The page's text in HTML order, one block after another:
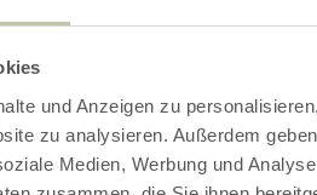
und Anzeigen zu
zu analysieren. Außerdem
Medien, Werbung und